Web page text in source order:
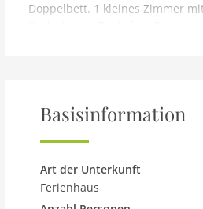
Doppelbett. 1 kleines Zimmer
Kochplatten, Backofen,
Doppelzimmer mit 1
Zur Verfügung:
für Familien. Nichtraucher-
erlaubt. TV nur EN.
besondere Anlässe verfügbar.
Basisinformation
Art der Unterkunft
Ferienhaus